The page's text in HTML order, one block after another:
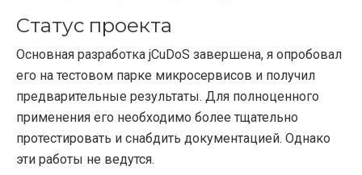
Статус проекта
Основная разработка jCuDoS завершена, я опробовал
его на тестовом парке микросервисов и получил
предварительные результаты. Для полноценного
применения его необходимо более тщательно
протестировать и снабдить документацией. Однако
эти работы не ведутся.